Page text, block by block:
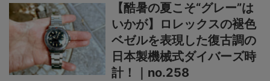
【酷暑の夏こそ“グレー”は
いかが】ロレックスの褪色
ベゼルを表現した復古調の
日本製機械式ダイバーズ時
計！｜no.258